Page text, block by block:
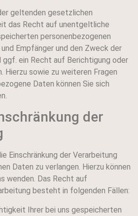
geltenden gesetzlichen
das Recht auf unentgeltliche
personenbezogenen
Empfänger und den Zweck der
ggf. ein Recht auf Berichtigung oder
Hierzu sowie zu weiteren Fragen
Daten können Sie sich
der
Einschränkung der Verarbeitung
Daten zu verlangen. Hierzu können
wenden. Das Recht auf
besteht in folgenden Fällen:
Ihrer bei uns gespeicherten